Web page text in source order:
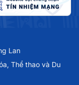
Lan
Thể thao và Du